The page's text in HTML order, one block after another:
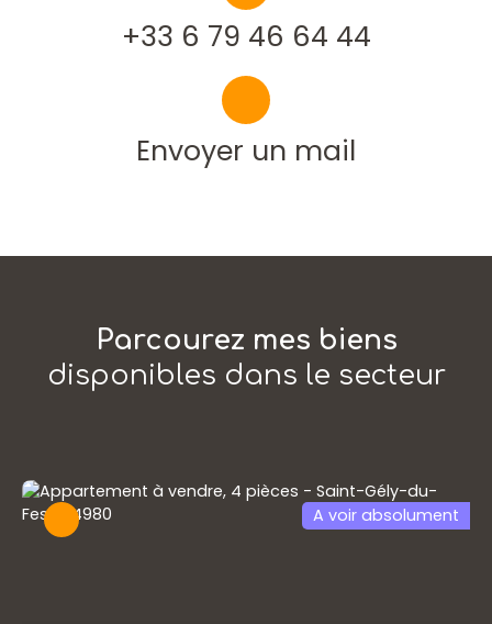
+33 6 79 46 64 44
Envoyer un mail
Parcourez mes biens
disponibles dans le secteur
A voir absolument